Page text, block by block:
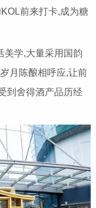
前来打卡,成为糖
美学,大量采用国韵
月陈酿相呼应,让前
到舍得酒产品历经